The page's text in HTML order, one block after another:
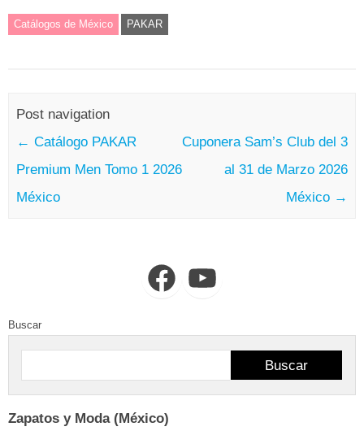
Catálogos de México PAKAR
Post navigation
← Catálogo PAKAR
Premium Men Tomo 1 2026
México
Cuponera Sam’s Club del 3
al 31 de Marzo 2026
México →
FacebookYouTube
Buscar
Buscar
Zapatos y Moda (México)